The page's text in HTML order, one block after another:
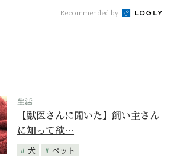
Recommended by
生活
【獣医さんに聞いた】飼い主さん
に知って欲…
犬
ペット